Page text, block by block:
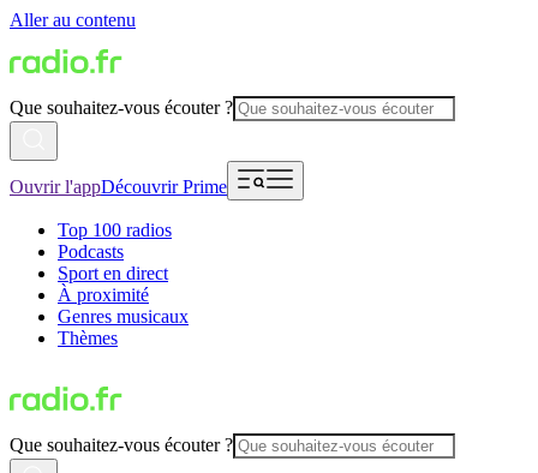
Aller au contenu
Que souhaitez-vous écouter ?
Ouvrir l'appDécouvrir Prime
Top 100 radios
Podcasts
Sport en direct
À proximité
Genres musicaux
Thèmes
Que souhaitez-vous écouter ?